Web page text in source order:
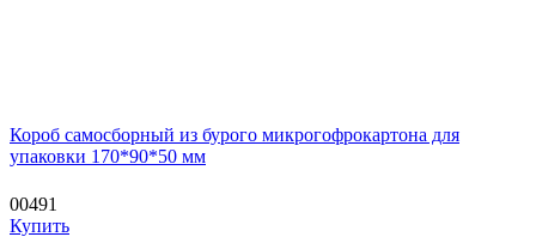
Короб самосборный из бурого микрогофрокартона для
упаковки 170*90*50 мм
00491
Купить